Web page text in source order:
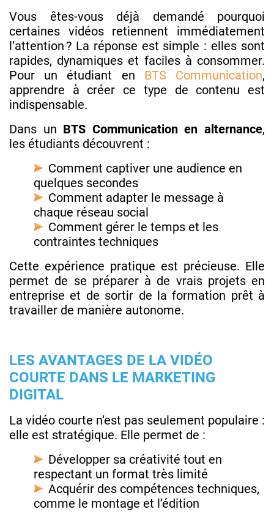
Vous êtes-vous déjà demandé pourquoi
certaines vidéos retiennent immédiatement
l’attention ? La réponse est simple : elles sont
rapides, dynamiques et faciles à consommer.
Pour un étudiant en BTS Communication,
apprendre à créer ce type de contenu est
indispensable.
Dans un BTS Communication en alternance,
les étudiants découvrent :
Comment captiver une audience en
quelques secondes
Comment adapter le message à
chaque réseau social
Comment gérer le temps et les
contraintes techniques
Cette expérience pratique est précieuse. Elle
permet de se préparer à de vrais projets en
entreprise et de sortir de la formation prêt à
travailler de manière autonome.
LES AVANTAGES DE LA VIDÉO
COURTE DANS LE MARKETING
DIGITAL
La vidéo courte n’est pas seulement populaire :
elle est stratégique. Elle permet de :
Développer sa créativité tout en
respectant un format très limité
Acquérir des compétences techniques,
comme le montage et l’édition